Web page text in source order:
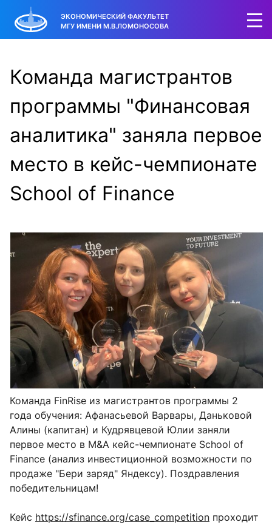
ЭКОНОМИЧЕСКИЙ ФАКУЛЬТЕТ
МГУ ИМЕНИ М.В.ЛОМОНОСОВА
Команда магистрантов
программы "Финансовая
аналитика" заняла первое
место в кейс-чемпионате
School of Finance
Команда FinRise из магистрантов программы 2
года обучения: Афанасьевой Варвары, Даньковой
Алины (капитан) и Кудрявцевой Юлии заняли
первое место в M&A кейс-чемпионате School of
Finance (анализ инвестиционной возможности по
продаже "Бери заряд" Яндексу). Поздравления
победительницам!
Кейс https://sfinance.org/case_competition проходит